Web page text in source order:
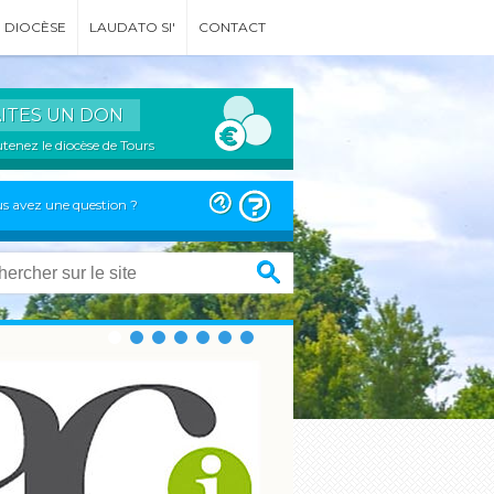
DIOCÈSE LAUDATO SI' CONTACT
UN DON
le diocèse de Tours
avez une question ?